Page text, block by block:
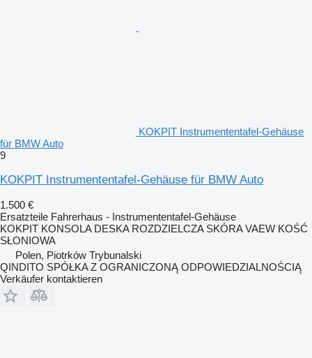
KOKPIT Instrumententafel-Gehäuse
für BMW Auto
9
KOKPIT Instrumententafel-Gehäuse für BMW Auto
1.500 €
Ersatzteile Fahrerhaus - Instrumententafel-Gehäuse
KOKPIT KONSOLA DESKA ROZDZIELCZA SKÓRA VAEW KOŚĆ
SŁONIOWA
Polen, Piotrków Trybunalski
QINDITO SPÓŁKA Z OGRANICZONĄ ODPOWIEDZIALNOŚCIĄ
Verkäufer kontaktieren